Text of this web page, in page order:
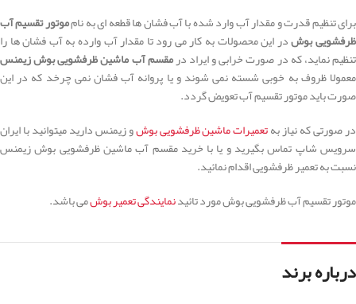
برای تنظیم قدرت و مقدار آب وارد شده با آب فشان ها قطعه ای به نامموتور تقسیم آب
ظرفشویی بوشدر این محصولات به کار می رود تا مقدار آب وارده به آب فشان ها را
تنظیم نماید، که در صورت خرابی و ایراد درمقسم آب ماشین ظرفشویی بوش زیمنس
معمولا ظروف به خوبی شسته نمی شوند و یا پروانه آب فشان نمی چرخد که در این
صورت باید موتور تقسیم آب تعویض گردد.
در صورتی که نیاز بهتعمیرات ماشین ظرفشویی بوشو زیمنس دارید میتوانید با ایران
سرویس شاپ تماس بگیرید و یا با خرید مقسم آب ماشین ظرفشویی بوش زیمنس
نسبت به تعمیر ظرفشویی اقدام نمائید.
موتور تقسیم آب ظرفشویی بوش مورد تائیدنمایندگی تعمیر بوشمی باشد.
درباره برند